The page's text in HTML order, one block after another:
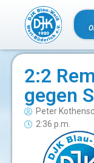
2:2
gegen
Peter
2:36 p.m.